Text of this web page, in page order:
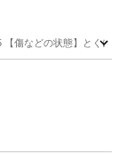
などの状態】とくに